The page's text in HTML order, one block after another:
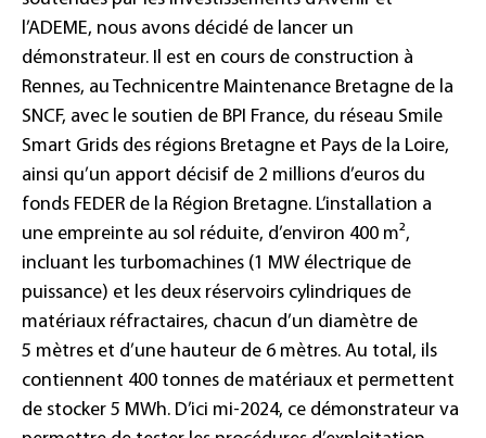
l’ADEME, nous avons décidé de lancer un
démonstrateur. Il est en cours de construction à
Rennes, au Technicentre Maintenance Bretagne de la
SNCF, avec le soutien de BPI France, du réseau Smile
Smart Grids des régions Bretagne et Pays de la Loire,
ainsi qu’un apport décisif de 2 millions d’euros du
fonds FEDER de la Région Bretagne. L’installation a
une empreinte au sol réduite, d’environ 400 m²,
incluant les turbomachines (1 MW électrique de
puissance) et les deux réservoirs cylindriques de
matériaux réfractaires, chacun d’un diamètre de
5 mètres et d’une hauteur de 6 mètres. Au total, ils
contiennent 400 tonnes de matériaux et permettent
de stocker 5 MWh. D’ici mi-2024, ce démonstrateur va